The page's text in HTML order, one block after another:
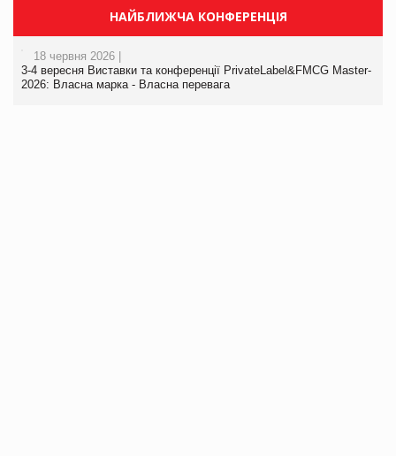
НАЙБЛИЖЧА КОНФЕРЕНЦІЯ
18 червня 2026 |
3-4 вересня Виставки та конференції PrivateLabel&FMCG Master-
2026: Власна марка - Власна перевага